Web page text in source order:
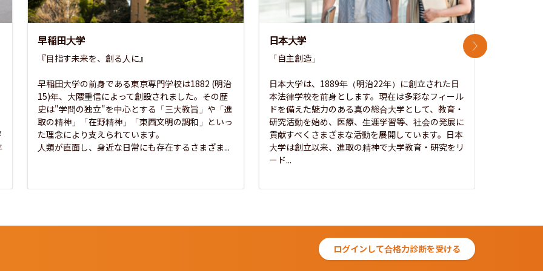
早稲田大学
『目指す未来を、創る人に』
早稲田大学の前身である東京専門学校は1882 (明治
15)年、大隈重信によって創設されました。その歴
史は"学問の独立"を中心とする「三大教旨」や「進
取の精神」「在野精神」「東西文明の調和」といっ
た理念により支えられています。
人類が直面し、身近な日常にも存在するさまざま...
日本大学
「自主創造」
日本大学は、1889年（明治22年）に創立された日
本法律学校を前身とします。現在は多彩なフィール
ドを備えた魅力のある真の総合大学として、教育・
研究活動を始め、医療、生涯学習等、社会の発展に
貢献すべくさまざまな活動を展開しています。日本
大学は創立以来、進取の精神で大学教育・研究をリ
ード...
次のスライド
ログインして合格力診断を受ける